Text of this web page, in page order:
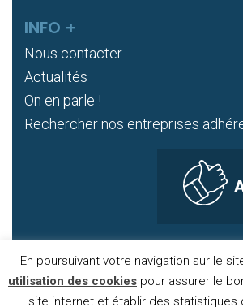
INFO +
Nous contacter
Actualités
On en parle !
Rechercher nos entreprises
DONNÉES PERSONNELLES
COOKIES
MENTIONS LÉGALES
PLAN DE SITE
En poursuivant votre navigation sur le
utilisation des cookies pour assurer le
site internet et établir des statistiques